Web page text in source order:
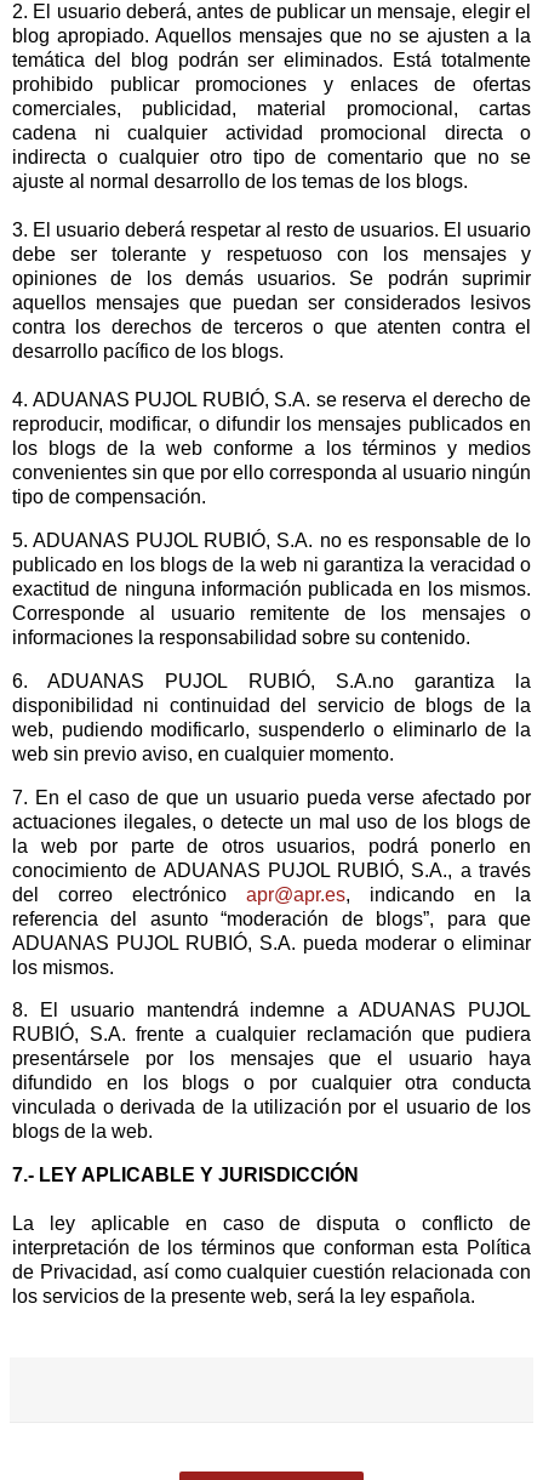
2. El usuario deberá, antes de publicar un mensaje, elegir el
blog apropiado. Aquellos mensajes que no se ajusten a la
temática del blog podrán ser eliminados. Está totalmente
prohibido publicar promociones y enlaces de ofertas
comerciales, publicidad, material promocional, cartas
cadena ni cualquier actividad promocional directa o
indirecta o cualquier otro tipo de comentario que no se
ajuste al normal desarrollo de los temas de los blogs.
3. El usuario deberá respetar al resto de usuarios. El usuario
debe ser tolerante y respetuoso con los mensajes y
opiniones de los demás usuarios. Se podrán suprimir
aquellos mensajes que puedan ser considerados lesivos
contra los derechos de terceros o que atenten contra el
desarrollo pacífico de los blogs.
4. ADUANAS PUJOL RUBIÓ, S.A. se reserva el derecho de
reproducir, modificar, o difundir los mensajes publicados en
los blogs de la web conforme a los términos y medios
convenientes sin que por ello corresponda al usuario ningún
tipo de compensación.
5. ADUANAS PUJOL RUBIÓ, S.A. no es responsable de lo
publicado en los blogs de la web ni garantiza la veracidad o
exactitud de ninguna información publicada en los mismos.
Corresponde al usuario remitente de los mensajes o
informaciones la responsabilidad sobre su contenido.
6. ADUANAS PUJOL RUBIÓ, S.A.no garantiza la
disponibilidad ni continuidad del servicio de blogs de la
web, pudiendo modificarlo, suspenderlo o eliminarlo de la
web sin previo aviso, en cualquier momento.
7. En el caso de que un usuario pueda verse afectado por
actuaciones ilegales, o detecte un mal uso de los blogs de
la web por parte de otros usuarios, podrá ponerlo en
conocimiento de ADUANAS PUJOL RUBIÓ, S.A., a través
del correo electrónico apr@apr.es, indicando en la
referencia del asunto “moderación de blogs”, para que
ADUANAS PUJOL RUBIÓ, S.A. pueda moderar o eliminar
los mismos.
8. El usuario mantendrá indemne a ADUANAS PUJOL
RUBIÓ, S.A. frente a cualquier reclamación que pudiera
presentársele por los mensajes que el usuario haya
difundido en los blogs o por cualquier otra conducta
vinculada o derivada de la utilización por el usuario de los
blogs de la web.
7.- LEY APLICABLE Y JURISDICCIÓN
La ley aplicable en caso de disputa o conflicto de
interpretación de los términos que conforman esta Política
de Privacidad, así como cualquier cuestión relacionada con
los servicios de la presente web, será la ley española.